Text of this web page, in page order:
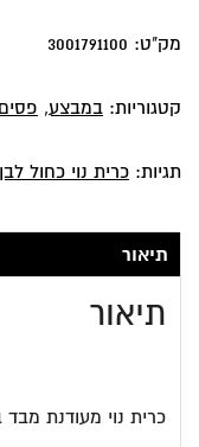
מק"ט: 3001791100
קטגוריות: במבצע, פסים
תגיות: כרית נוי כחול לבן
תיאור
תיאור
כרית נוי מעודנת